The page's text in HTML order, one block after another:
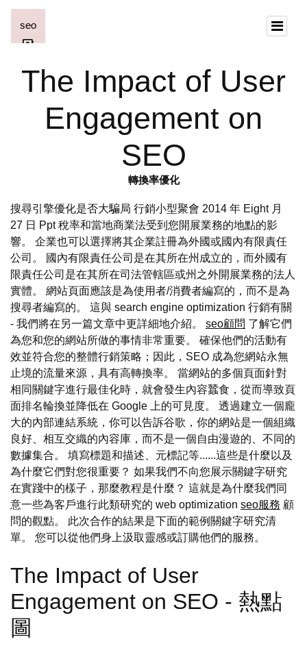
The Impact of User
Engagement on
SEO
轉換率優化
搜尋引擎優化是否大騙局 行銷小型聚會 2014 年 Eight 月
27 日 Ppt 稅率和當地商業法受到您開展業務的地點的影
響。 企業也可以選擇將其企業註冊為外國或國內有限責任
公司。 國內有限責任公司是在其所在州成立的，而外國有
限責任公司是在其所在司法管轄區或州之外開展業務的法人
實體。 網站頁面應該是為使用者/消費者編寫的，而不是為
搜尋者編寫的。 這與 search engine optimization 行銷有關
- 我們將在另一篇文章中更詳細地介紹。 seo顧問 了解它們
為您和您的網站所做的事情非常重要。 確保他們的活動有
效並符合您的整體行銷策略；因此，SEO 成為您網站永無
止境的流量來源，具有高轉換率。 當網站的多個頁面針對
相同關鍵字進行最佳化時，就會發生內容蠶食，從而導致頁
面排名輪換並降低在 Google 上的可見度。 透過建立一個龐
大的內部連結系統，你可以告訴谷歌，你的網站是一個組織
良好、相互交織的內容庫，而不是一個自由漫遊的、不同的
數據集合。 填寫標題和描述、元標記等......這些是什麼以及
為什麼它們對您很重要？ 如果我們不向您展示關鍵字研究
在實踐中的樣子，那麼教程是什麼？ 這就是為什麼我們同
意一些為客戶進行此類研究的 web optimization seo服務 顧
問的觀點。 此次合作的結果是下面的範例關鍵字研究清
單。 您可以從他們身上汲取靈感或訂購他們的服務。
The Impact of User
Engagement on SEO - 熱點
圖